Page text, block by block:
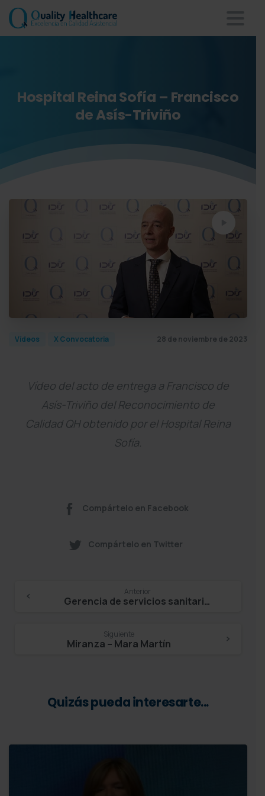
Hospital ReinaSofía – Francisco
deAsís-Triviño
Vídeos X Convocatoria 28 de noviembre de 2023
Vídeo del acto de entrega a Francisco de
Asís-Triviño del Reconocimiento de
Calidad QH obtenido por el Hospital Reina
Sofía.
Compártelo en Facebook
Compártelo en Twitter
Continue
Anterior
Gerencia de servicios sanitarios de Lanzarote – María del Carmen Hernández
Siguiente
Miranza – Mara Martín
Quizás pueda interesarte...